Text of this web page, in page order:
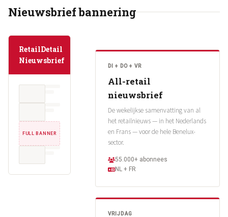
Nieuwsbrief bannering
RetailDetail
Nieuwsbrief
FULL BANNER
DI + DO + VR
All-retail
nieuwsbrief
De wekelijkse samenvatting van al
het retailnieuws — in het Nederlands
en Frans — voor de hele Benelux-
sector.
55.000+ abonnees
NL + FR
VRIJDAG